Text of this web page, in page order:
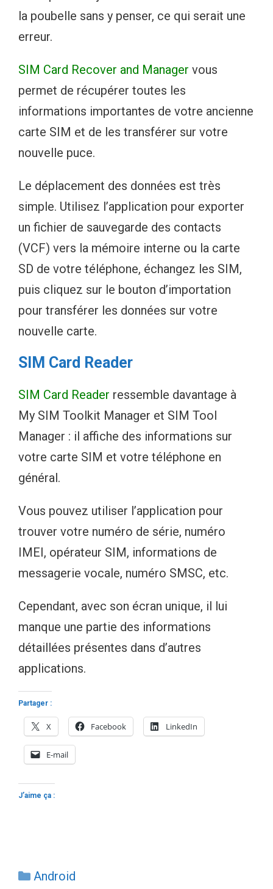
la poubelle sans y penser, ce qui serait une
erreur.
SIM Card Recover and Manager vous
permet de récupérer toutes les
informations importantes de votre ancienne
carte SIM et de les transférer sur votre
nouvelle puce.
Le déplacement des données est très
simple. Utilisez l’application pour exporter
un fichier de sauvegarde des contacts
(VCF) vers la mémoire interne ou la carte
SD de votre téléphone, échangez les SIM,
puis cliquez sur le bouton d’importation
pour transférer les données sur votre
nouvelle carte.
SIM Card Reader
SIM Card Reader ressemble davantage à
My SIM Toolkit Manager et SIM Tool
Manager : il affiche des informations sur
votre carte SIM et votre téléphone en
général.
Vous pouvez utiliser l’application pour
trouver votre numéro de série, numéro
IMEI, opérateur SIM, informations de
messagerie vocale, numéro SMSC, etc.
Cependant, avec son écran unique, il lui
manque une partie des informations
détaillées présentes dans d’autres
applications.
Partager :
X Facebook LinkedIn
E-mail
J’aime ça :
Catégories
Android